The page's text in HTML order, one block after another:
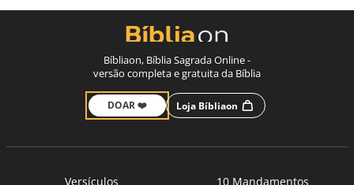
Bíbliaon, Bíblia Sagrada Online -
versão completa e gratuita da Bíblia
DOAR ❤️ Loja Bíbliaon
Versículos
10 Mandamentos